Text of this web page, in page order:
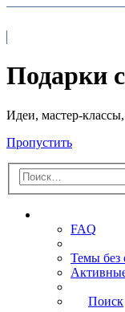
Подарки
Идеи, мастер-
Пропустить
FAQ
Темы без
Поиск